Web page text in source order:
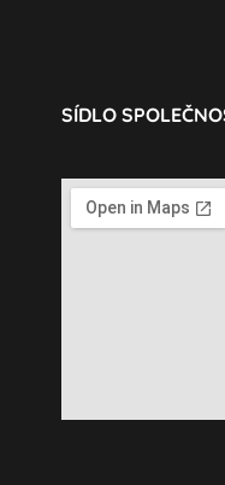
SÍDLO